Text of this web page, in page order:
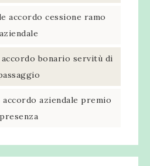
accordo cessione ramo
aziendale​
accordo bonario servitù di
accordo aziendale premio
presenza​